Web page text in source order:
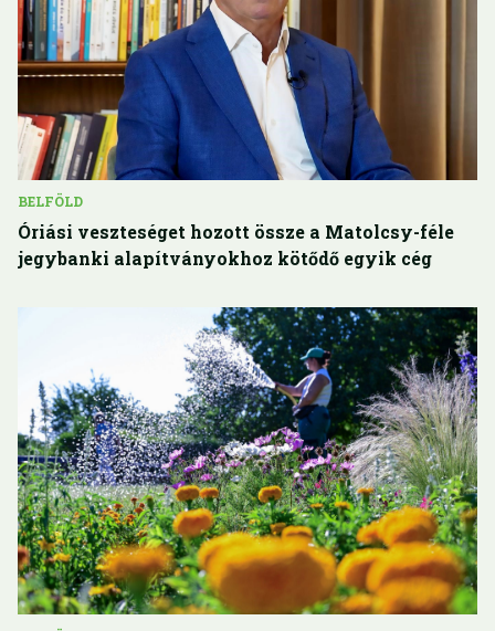
BELFÖLD
Óriási veszteséget hozott össze a Matolcsy-féle
jegybanki alapítványokhoz kötődő egyik cég